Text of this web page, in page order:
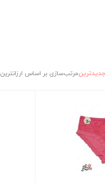
مرتب‌سازی بر اساس ارزانترین